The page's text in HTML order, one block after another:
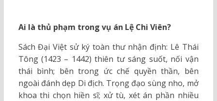
Ai là thủ phạm trong vụ án Lệ Chi Viên?
Sách Đại Việt sử ký toàn thư nhận định: Lê Thái
Tông (1423 – 1442) thiên tư sáng suốt, nối vận
thái bình; bên trong ức chế quyền thần, bên
ngoài đánh dẹp Di địch. Trọng đạo sùng nho, mở
khoa thi chọn hiền sĩ; xử tù, xét án phần nhiều